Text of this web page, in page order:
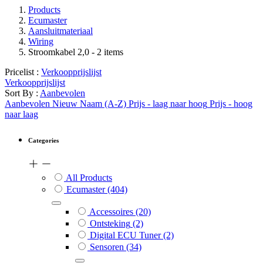
Products
Ecumaster
Aansluitmateriaal
Wiring
Stroomkabel 2,0 - 2 items
Pricelist : Verkoopprijslijst
Verkoopprijslijst
Sort By : Aanbevolen
Aanbevolen Nieuw Naam (A-Z) Prijs - laag naar hoog Prijs - hoog
naar laag
Categories
All Products
Ecumaster (404)
Accessoires (20)
Ontsteking (2)
Digital ECU Tuner (2)
Sensoren (34)